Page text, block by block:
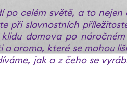
po celém světě, a to
při slavnostních
domova po
aroma, které se mohou
jak a z čeho se